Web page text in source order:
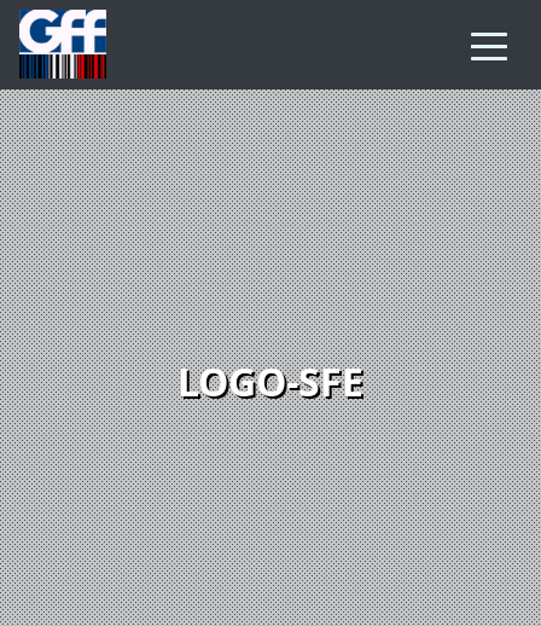
LOGO-SFE